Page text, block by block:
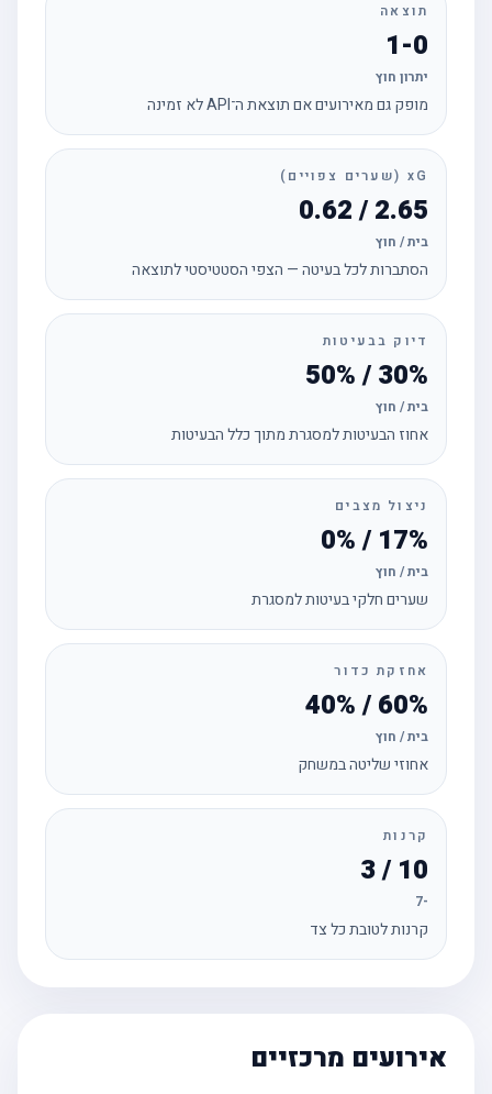
תוצאה
1-0
יתרון חוץ
מופק גם מאירועים אם תוצאת ה־API לא זמינה
xG (שערים צפויים)
2.65 / 0.62
בית / חוץ
הסתברות לכל בעיטה — הצפי הסטטיסטי לתוצאה
דיוק בבעיטות
30% / 50%
בית / חוץ
אחוז הבעיטות למסגרת מתוך כלל הבעיטות
ניצול מצבים
17% / 0%
בית / חוץ
שערים חלקי בעיטות למסגרת
אחזקת כדור
60% / 40%
בית / חוץ
אחוזי שליטה במשחק
קרנות
10 / 3
קרנות לטובת כל צד
אירועים מרכזיים